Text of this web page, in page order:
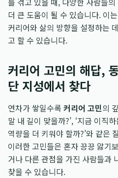
더 큰 도움이 될 수 있습니다. 이
커리어와 삶의 방향을 설정하는
고 할 수 있습니다.
커리어 고민의 해답,
단 지성에서 찾다
연차가 쌓일수록 커리어 고민의
말 내 길이 맞을까?’, ‘지금 이직
역량을 더 키워야 할까?’와 같은
이러한 고민들은 혼자 끙끙 앓기
거나 다른 관점을 가진 사람들과
찾을 수 있습니다.